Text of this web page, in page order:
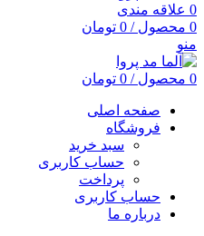
0 علاقه مندی
0 محصول /
0 تومان
منو
0 محصول /
0 تومان
صفحه اصلی
فروشگاه
سبد خرید
حساب کاربری
پرداخت
حساب کاربری
درباره ما